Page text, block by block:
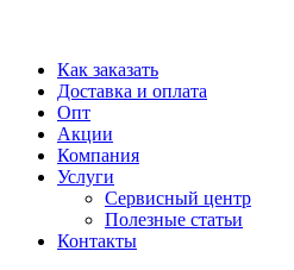
Как заказать
Доставка и оплата
Опт
Акции
Компания
Услуги
Сервисный центр
Полезные статьи
Контакты